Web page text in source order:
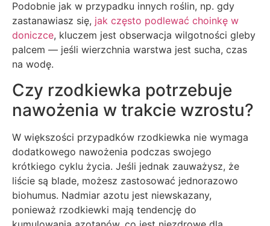
Podobnie jak w przypadku innych roślin, np. gdy
zastanawiasz się, jak często podlewać choinkę w
doniczce, kluczem jest obserwacja wilgotności gleby
palcem — jeśli wierzchnia warstwa jest sucha, czas
na wodę.
Czy rzodkiewka potrzebuje
nawożenia w trakcie wzrostu?
W większości przypadków rzodkiewka nie wymaga
dodatkowego nawożenia podczas swojego
krótkiego cyklu życia. Jeśli jednak zauważysz, że
liście są blade, możesz zastosować jednorazowo
biohumus. Nadmiar azotu jest niewskazany,
ponieważ rzodkiewki mają tendencję do